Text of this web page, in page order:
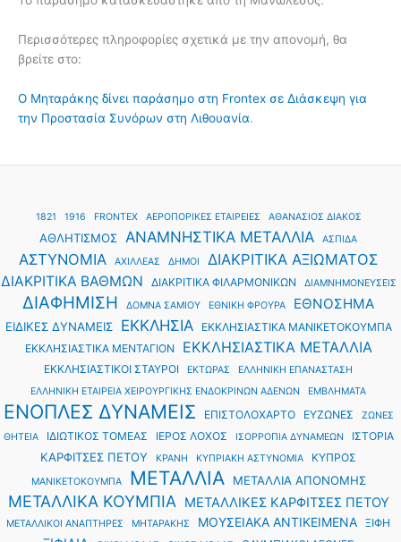
Περισσότερες πληροφορίες σχετικά με την απονομή, θα
βρείτε στο:
Ο Μηταράκης δίνει παράσημο στη Frontex σε Διάσκεψη για
την Προστασία Συνόρων στη Λιθουανία.
1821 1916 FRONTEX ΑΕΡΟΠΟΡΙΚΕΣ ΕΤΑΙΡΕΙΕΣ ΑΘΑΝΑΣΙΟΣ ΔΙΑΚΟΣ
ΑΘΛΗΤΙΣΜΟΣ ΑΝΑΜΝΗΣΤΙΚΑ ΜΕΤΑΛΛΙΑ ΑΣΠΙΔΑ
ΑΣΤΥΝΟΜΙΑ ΑΧΙΛΛΕΑΣ ΔΗΜΟΙ ΔΙΑΚΡΙΤΙΚΑ ΑΞΙΩΜΑΤΟΣ
ΔΙΑΚΡΙΤΙΚΑ ΒΑΘΜΩΝ ΔΙΑΚΡΙΤΙΚΑ ΦΙΛΑΡΜΟΝΙΚΩΝ ΔΙΑΜΝΗΜΟΝΕΥΣΕΙΣ
ΔΙΑΦΗΜΙΣΗ ΔΟΜΝΑ ΣΑΜΙΟΥ ΕΘΝΙΚΗ ΦΡΟΥΡΑ ΕΘΝΟΣΗΜΑ
ΕΙΔΙΚΕΣ ΔΥΝΑΜΕΙΣ ΕΚΚΛΗΣΙΑ
ΕΚΚΛΗΣΙΑΣΤΙΚΑ ΜΑΝΙΚΕΤΟΚΟΥΜΠΑ
ΕΚΚΛΗΣΙΑΣΤΙΚΑ ΜΕΝΤΑΓΙΟΝ
ΕΚΚΛΗΣΙΑΣΤΙΚΑ ΜΕΤΑΛΛΙΑ
ΕΚΚΛΗΣΙΑΣΤΙΚΟΙ ΣΤΑΥΡΟΙ ΕΚΤΩΡΑΣ
ΕΛΛΗΝΙΚΗ ΕΠΑΝΑΣΤΑΣΗ
ΕΛΛΗΝΙΚΗ ΕΤΑΙΡΕΙΑ ΧΕΙΡΟΥΡΓΙΚΗΣ ΕΝΔΟΚΡΙΝΩΝ ΑΔΕΝΩΝ
ΕΜΒΛΗΜΑΤΑ
ΕΝΟΠΛΕΣ ΔΥΝΑΜΕΙΣ ΕΠΙΣΤΟΛΟΧΑΡΤΟ ΕΥΖΩΝΕΣ
ΖΩΝΕΣ
ΘΗΤΕΙΑ
ΙΔΙΩΤΙΚΟΣ ΤΟΜΕΑΣ ΙΕΡΟΣ ΛΟΧΟΣ ΙΣΟΡΡΟΠΙΑ ΔΥΝΑΜΕΩΝ ΙΣΤΟΡΙΑ
ΚΑΡΦΙΤΣΕΣ ΠΕΤΟΥ ΚΡΑΝΗ ΚΥΠΡΙΑΚΗ ΑΣΤΥΝΟΜΙΑ ΚΥΠΡΟΣ
ΜΑΝΙΚΕΤΟΚΟΥΜΠΑ ΜΕΤΑΛΛΙΑ ΜΕΤΑΛΛΙΑ ΑΠΟΝΟΜΗΣ
ΜΕΤΑΛΛΙΚΑ ΚΟΥΜΠΙΑ ΜΕΤΑΛΛΙΚΕΣ ΚΑΡΦΙΤΣΕΣ ΠΕΤΟΥ
ΜΕΤΑΛΛΙΚΟΙ ΑΝΑΠΤΗΡΕΣ ΜΗΤΑΡΑΚΗΣ ΜΟΥΣΕΙΑΚΑ ΑΝΤΙΚΕΙΜΕΝΑ ΞΙΦΗ